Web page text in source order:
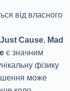
від власного
Just Cause, Mad
є значним
фізику
може